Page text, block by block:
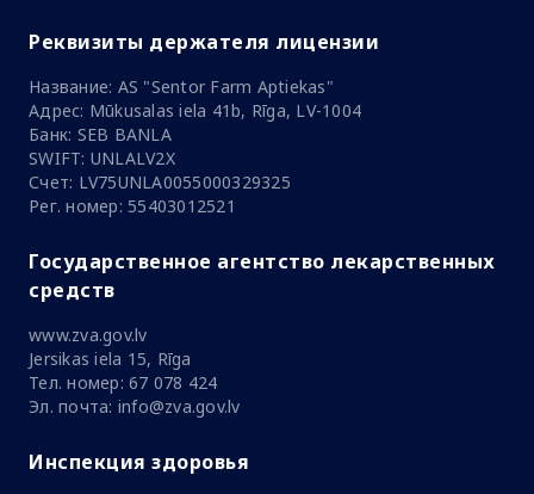
Реквизиты держателя лицензии
Название: AS "Sentor Farm Aptiekas"
Адрес: Mūkusalas iela 41b, Rīga, LV-1004
Банк: SEB BANLA
SWIFT: UNLALV2X
Счет: LV75UNLA0055000329325
Рег. номер: 55403012521
Государственное агентство лекарственных
средств
www.zva.gov.lv
Jersikas iela 15, Rīga
Тел. номер: 67 078 424
Эл. почта: info@zva.gov.lv
Инспекция здоровья